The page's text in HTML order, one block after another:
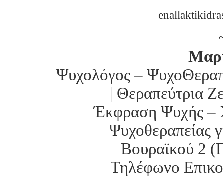
Ψυχολόγος –
| Θεραπεύτρια
Έκφραση Ψυχής –
Ψυχοθεραπείας
Βουραϊκού 2
Τηλέφωνο